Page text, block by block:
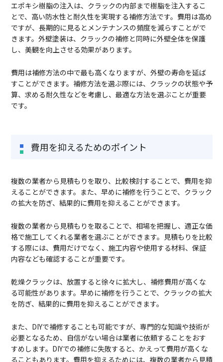
エポキシ樹脂の注入は、クラックの内部まで樹脂を注入するこ
とで、高い防水性と耐久性を実現する補修方法です。費用は高め
ですが、長期的に見るとメンテナンスの頻度を減らすことがで
きます。外壁塗装は、クラックの補修と同時に外壁全体を保護
し、美観を向上させる効果があります。
費用は補修方法の中で最も高くなりますが、外壁の寿命を延ば
すことができます。補修方法を選ぶ際には、クラックの状態や予
算、求める耐久性などを考慮し、最適な方法を選ぶことが重要
です。
費用を抑えるためのポイント
複数の業者から見積もりを取り、比較検討することで、費用を抑
えることができます。また、早めに補修を行うことで、クラック
の拡大を防ぎ、結果的に費用を抑えることができます。
複数の業者から見積もりを取ることで、相場を把握し、適正な価
格で施工してくれる業者を選ぶことができます。見積もりを比較
する際には、費用だけでなく、施工内容や使用する材料、保証
内容なども確認することが重要です。
乾燥クラックは、放置すると徐々に拡大し、補修費用が高くな
る可能性があります。早めに補修を行うことで、クラックの拡大
を防ぎ、結果的に費用を抑えることができます。
また、DIYで補修することも可能ですが、専門的な知識や技術が
必要となるため、自信がない場合は業者に依頼することをおす
すめします。DIYでの補修に失敗すると、かえって費用が高くな
ることもあります。費用を抑えるためには、複数の業者から見積